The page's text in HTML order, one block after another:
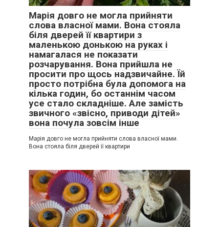
Марія довго не могла прийняти
слова власної мами. Вона стояла
біля дверей її квартири з
маленькою донькою на руках і
намагалася не показати
розчарування. Вона прийшла не
просити про щось надзвичайне. Їй
просто потрібна була допомога на
кілька годин, бо останнім часом
усе стало складніше. Але замість
звичного «звісно, приводи дітей»
вона почула зовсім інше
Марія довго не могла прийняти слова власної мами.
Вона стояла біля дверей її квартири